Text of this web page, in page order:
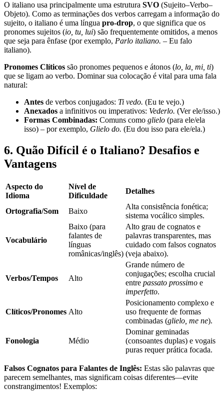
O italiano usa principalmente uma estrutura SVO (Sujeito–Verbo–
Objeto). Como as terminações dos verbos carregam a informação do
sujeito, o italiano é uma língua pro-drop, o que significa que os
pronomes sujeitos (io, tu, lui) são frequentemente omitidos, a menos
que seja para ênfase (por exemplo, Parlo italiano. – Eu falo
italiano).
Pronomes Clíticos são pronomes pequenos e átonos (lo, la, mi, ti)
que se ligam ao verbo. Dominar sua colocação é vital para uma fala
natural:
Antes de verbos conjugados: Ti vedo. (Eu te vejo.)
Anexados a infinitivos ou imperativos: Vederlo. (Ver ele/isso.)
Formas Combinadas: Comuns como glielo (para ele/ela
isso) – por exemplo, Glielo do. (Eu dou isso para ele/ela.)
6. Quão Difícil é o Italiano? Desafios e
Vantagens
Aspecto do
Idioma
Nível de
Dificuldade
Detalhes
Ortografia/Som Baixo
Alta consistência fonética;
sistema vocálico simples.
Vocabulário
Baixo (para
falantes de
línguas
românicas/inglês)
Alto grau de cognatos e
palavras transparentes, mas
cuidado com falsos cognatos
(veja abaixo).
Verbos/Tempos Alto
Grande número de
conjugações; escolha crucial
entre passato prossimo e
imperfetto.
Clíticos/Pronomes Alto
Posicionamento complexo e
uso frequente de formas
combinadas (glielo, me ne).
Fonologia Médio
Dominar geminadas
(consoantes duplas) e vogais
puras requer prática focada.
Falsos Cognatos para Falantes de Inglês: Estas são palavras que
parecem semelhantes, mas significam coisas diferentes—evite
constrangimentos! Exemplos: